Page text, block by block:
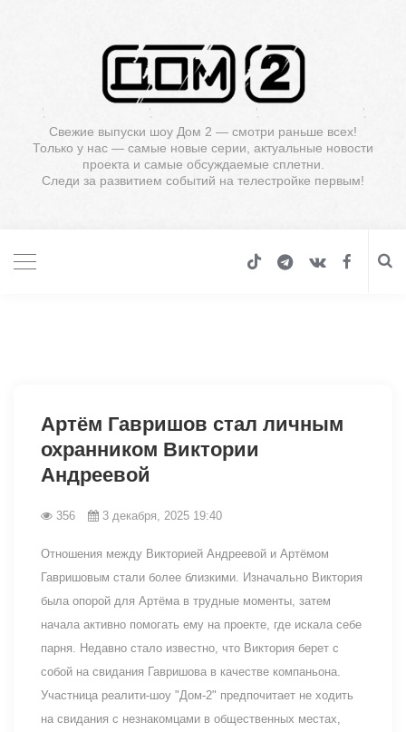
Свежие выпуски шоу Дом 2 — смотри раньше всех!
Только у нас — самые новые серии, актуальные новости
проекта и самые обсуждаемые сплетни.
Следи за развитием событий на телестройке первым!
Артём Гавришов стал личным
охранником Виктории
Андреевой
356 3 декабря, 2025 19:40
Отношения между Викторией Андреевой и Артёмом
Гавришовым стали более близкими. Изначально Виктория
была опорой для Артёма в трудные моменты, затем
начала активно помогать ему на проекте, где искала себе
парня. Недавно стало известно, что Виктория берет с
собой на свидания Гавришова в качестве компаньона.
Участница реалити-шоу "Дом-2" предпочитает не ходить
на свидания с незнакомцами в общественных местах,